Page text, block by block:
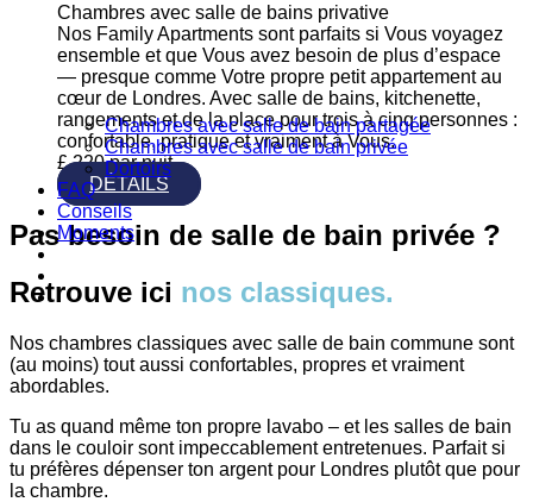
Chambres avec salle de bain partagée
Chambres avec salle de bain privée
Dortoirs
FAQ
Conseils
Moments
Chambres avec salle de bains privative
Nos Family Apartments sont parfaits si Vous voyagez
ensemble et que Vous avez besoin de plus d’espace
— presque comme Votre propre petit appartement au
cœur de Londres. Avec salle de bains, kitchenette,
rangements et de la place pour trois à cinq personnes :
confortable, pratique et vraiment à Vous.
£ 220 par nuit
DÉTAILS
Pas besoin de salle de bain privée ?
Retrouve ici nos classiques.
Nos chambres classiques avec salle de bain commune sont
(au moins) tout aussi confortables, propres et vraiment
abordables.
Tu as quand même ton propre lavabo – et les salles de bain
dans le couloir sont impeccablement entretenues. Parfait si
tu préfères dépenser ton argent pour Londres plutôt que pour
la chambre.